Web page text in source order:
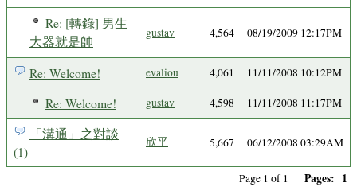
Re: [轉錄] 男生
大器就是帥
gustav 4,564 08/19/2009 12:17PM
Re: Welcome! evaliou 4,061 11/11/2008 10:12PM
Re: Welcome! gustav 4,598 11/11/2008 11:17PM
「溝通」之對談
(1)
欣平 5,667 06/12/2008 03:29AM
Page 1 of 1 Pages: 1